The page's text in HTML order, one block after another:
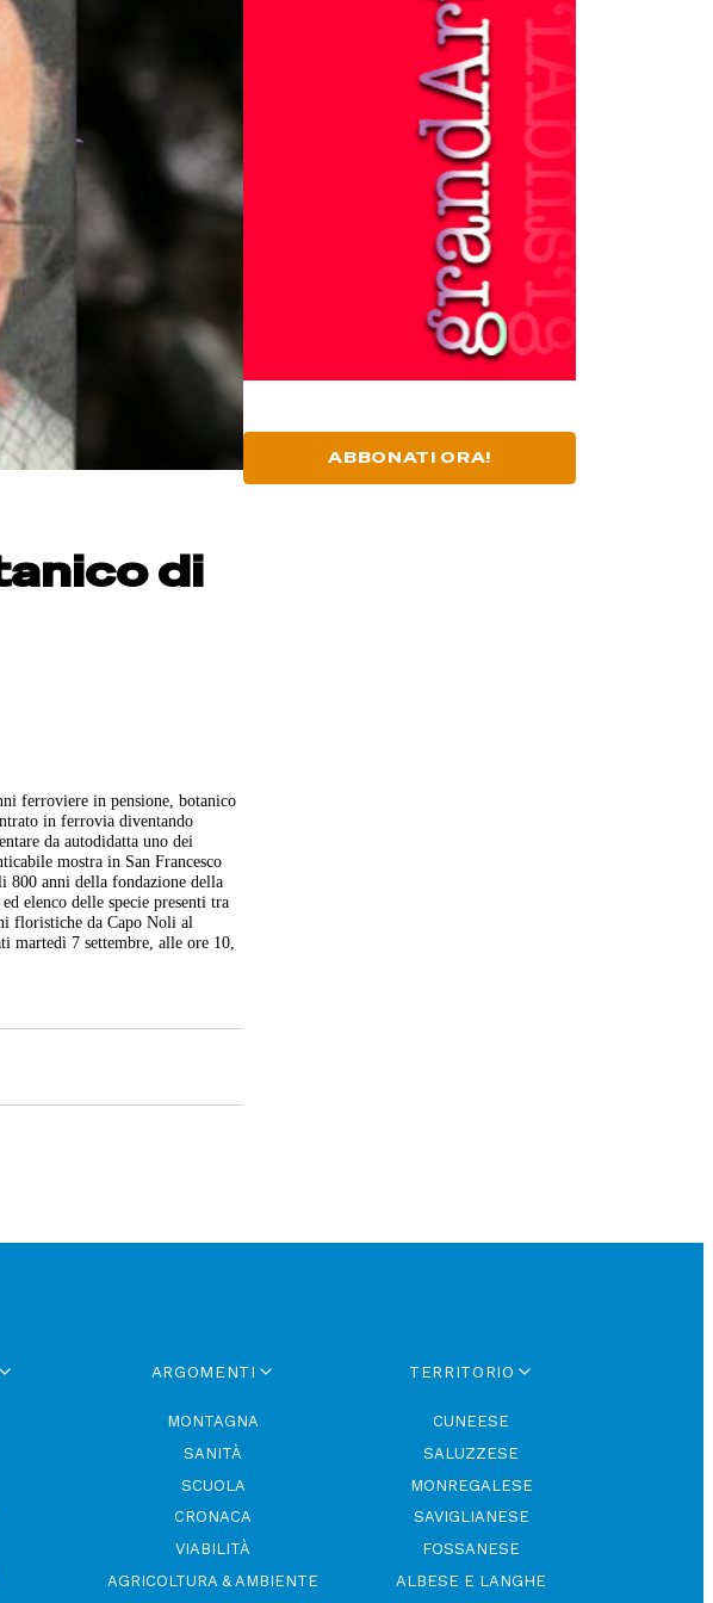
di
ferroviere in pensione, botanico
in ferrovia diventando
da autodidatta uno dei
mostra in San Francesco
800 anni della fondazione della
elenco delle specie presenti tra
floristiche da Capo Noli al
7 settembre, alle ore 10,
ABBONATI ORA!
ARGOMENTI
MONTAGNA
SANITÀ
SCUOLA
CRONACA
VIABILITÀ
AGRICOLTURA & AMBIENTE
TERRITORIO
CUNEESE
SALUZZESE
MONREGALESE
SAVIGLIANESE
FOSSANESE
ALBESE E LANGHE